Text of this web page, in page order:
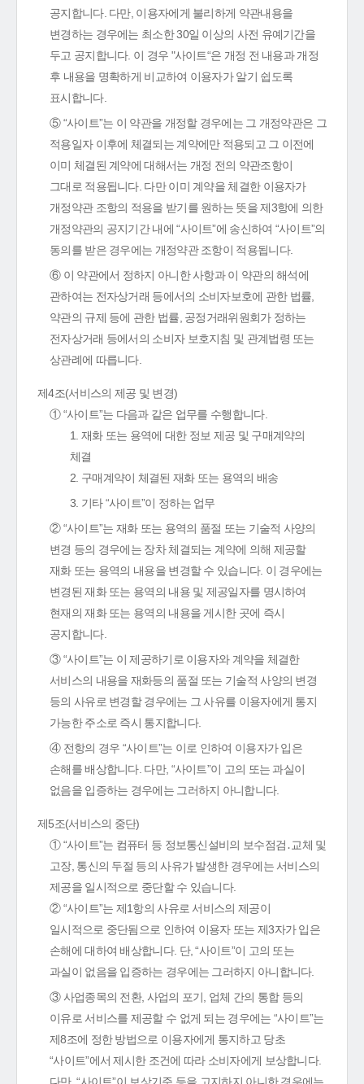
공지합니다. 다만, 이용자에게 불리하게 약관내용을
변경하는 경우에는 최소한 30일 이상의 사전 유예기간을
두고 공지합니다. 이 경우 "사이트“은 개정 전 내용과 개정
후 내용을 명확하게 비교하여 이용자가 알기 쉽도록
표시합니다.
⑤ “사이트”는 이 약관을 개정할 경우에는 그 개정약관은 그
적용일자 이후에 체결되는 계약에만 적용되고 그 이전에
이미 체결된 계약에 대해서는 개정 전의 약관조항이
그대로 적용됩니다. 다만 이미 계약을 체결한 이용자가
개정약관 조항의 적용을 받기를 원하는 뜻을 제3항에 의한
개정약관의 공지기간 내에 “사이트”에 송신하여 “사이트”의
동의를 받은 경우에는 개정약관 조항이 적용됩니다.
⑥ 이 약관에서 정하지 아니한 사항과 이 약관의 해석에
관하여는 전자상거래 등에서의 소비자보호에 관한 법률,
약관의 규제 등에 관한 법률, 공정거래위원회가 정하는
전자상거래 등에서의 소비자 보호지침 및 관계법령 또는
상관례에 따릅니다.
제4조(서비스의 제공 및 변경)
① “사이트”는 다음과 같은 업무를 수행합니다.
1. 재화 또는 용역에 대한 정보 제공 및 구매계약의
체결
2. 구매계약이 체결된 재화 또는 용역의 배송
3. 기타 “사이트”이 정하는 업무
② “사이트”는 재화 또는 용역의 품절 또는 기술적 사양의
변경 등의 경우에는 장차 체결되는 계약에 의해 제공할
재화 또는 용역의 내용을 변경할 수 있습니다. 이 경우에는
변경된 재화 또는 용역의 내용 및 제공일자를 명시하여
현재의 재화 또는 용역의 내용을 게시한 곳에 즉시
공지합니다.
③ “사이트”는 이 제공하기로 이용자와 계약을 체결한
서비스의 내용을 재화등의 품절 또는 기술적 사양의 변경
등의 사유로 변경할 경우에는 그 사유를 이용자에게 통지
가능한 주소로 즉시 통지합니다.
④ 전항의 경우 “사이트”는 이로 인하여 이용자가 입은
손해를 배상합니다. 다만, “사이트”이 고의 또는 과실이
없음을 입증하는 경우에는 그러하지 아니합니다.
제5조(서비스의 중단)
① “사이트”는 컴퓨터 등 정보통신설비의 보수점검․교체 및
고장, 통신의 두절 등의 사유가 발생한 경우에는 서비스의
제공을 일시적으로 중단할 수 있습니다.
② “사이트”는 제1항의 사유로 서비스의 제공이
일시적으로 중단됨으로 인하여 이용자 또는 제3자가 입은
손해에 대하여 배상합니다. 단, “사이트”이 고의 또는
과실이 없음을 입증하는 경우에는 그러하지 아니합니다.
③ 사업종목의 전환, 사업의 포기, 업체 간의 통합 등의
이유로 서비스를 제공할 수 없게 되는 경우에는 “사이트”는
제8조에 정한 방법으로 이용자에게 통지하고 당초
“사이트”에서 제시한 조건에 따라 소비자에게 보상합니다.